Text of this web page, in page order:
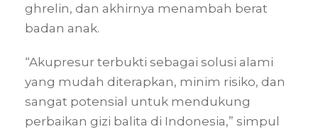
ghrelin, dan akhirnya menambah berat
badan anak.
“Akupresur terbukti sebagai solusi alami
yang mudah diterapkan, minim risiko, dan
sangat potensial untuk mendukung
perbaikan gizi balita di Indonesia,” simpul